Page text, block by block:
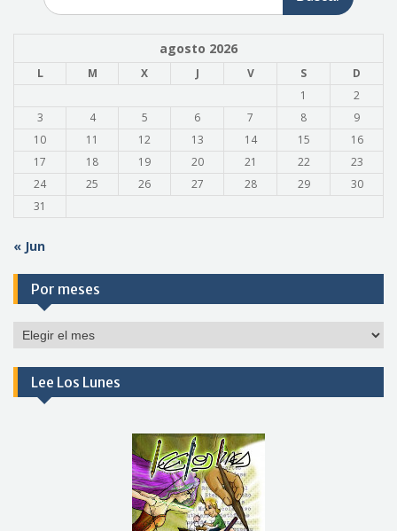
entradas
agosto 2026
L M X J V S
D
1
2
3
4 5 6 7 8
9
10
11 12 13 14 15
16
17
18 19 20 21 22
23
24
25 26 27 28 29
30
31
« Jun
Por meses
Por
Lee Los Lunes